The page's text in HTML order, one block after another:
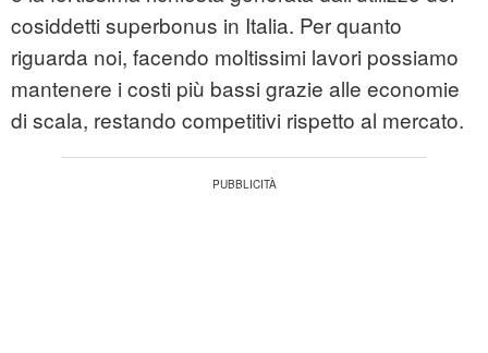
cosiddetti superbonus in Italia. Per quanto
riguarda noi, facendo moltissimi lavori possiamo
mantenere i costi più bassi grazie alle economie
di scala, restando competitivi rispetto al mercato.